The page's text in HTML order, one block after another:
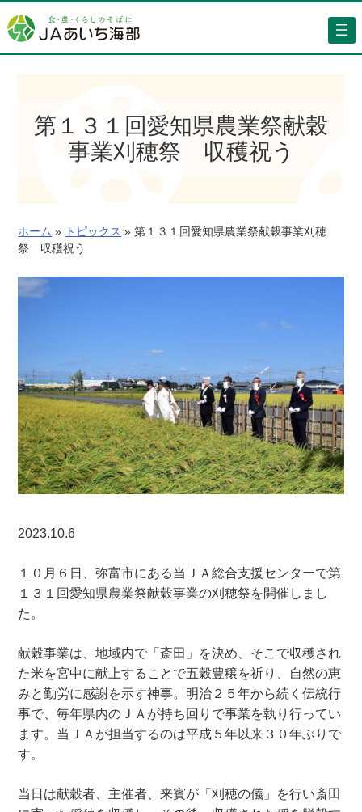
容
を
第１３１回愛知県農業祭献穀
事業刈穂祭 収穫祝う
ホーム » トピックス » 第１３１回愛知県農業祭献穀事業刈穂
祭 収穫祝う
2023.10.6
１０月６日、弥富市にある当ＪＡ総合支援センターで第
１３１回愛知県農業祭献穀事業の刈穂祭を開催しまし
た。
献穀事業は、地域内で「斎田」を決め、そこで収穫され
た米を宮中に献上することで五穀豊穣を祈り、自然の恵
みと勤労に感謝を示す神事。明治２５年から続く伝統行
事で、毎年県内のＪＡが持ち回りで事業を執り行ってい
ます。当ＪＡが担当するのは平成５年以来３０年ぶりで
す。
当日は献穀者、主催者、来賓が「刈穂の儀」を行い斎田